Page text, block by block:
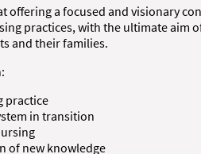
offering a focused and visionary
practices, with the ultimate aim
and their families.
practice
in transition
of new knowledge